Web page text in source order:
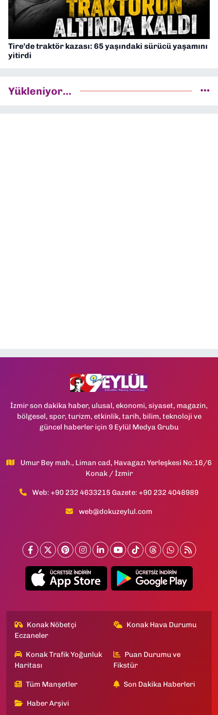
Tire’de traktör kazası: 65 yaşındaki sürücü yaşamını
yitirdi
Yükleniyor...
İzmir son dakika haber, ulusal, ekonomi, siyaset, magazin,
bölgesel, spor, turizm, etkinlik, tarih, bilim, teknoloji ve
güncel haberler için 9 Eylül Medya Grubu
Umur Bey mah., Liman cad, Havagazı Yerleşkesi No:16/6
Konak / İzmir
Web: +90 232 4633215 Gazete: +90 232 4048989
web@dokuzeylul.com
Konak Nöbetçi
Eczaneler
Konak Hava Durumu
Konak Trafik Yoğunluk
Haritası
Puan Durumu ve
Fikstür
Tüm Manşetler Son Dakika Haberleri
Haber Arşivi